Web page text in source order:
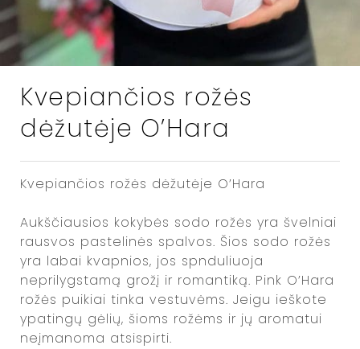
Kvepiančios rožės
dėžutėje O’Hara
Kvepiančios rožės dėžutėje O’Hara
Aukščiausios kokybės sodo rožės yra švelniai
rausvos pastelinės spalvos. Šios sodo rožės
yra labai kvapnios, jos spnduliuoja
neprilygstamą grožį ir romantiką. Pink O’Hara
rožės puikiai tinka vestuvėms. Jeigu ieškote
ypatingų gėlių, šioms rožėms ir jų aromatui
neįmanoma atsispirti.